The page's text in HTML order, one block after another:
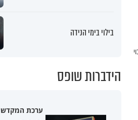
בילוי בימי הנידה
הידברות שופס
ערכת המקדש